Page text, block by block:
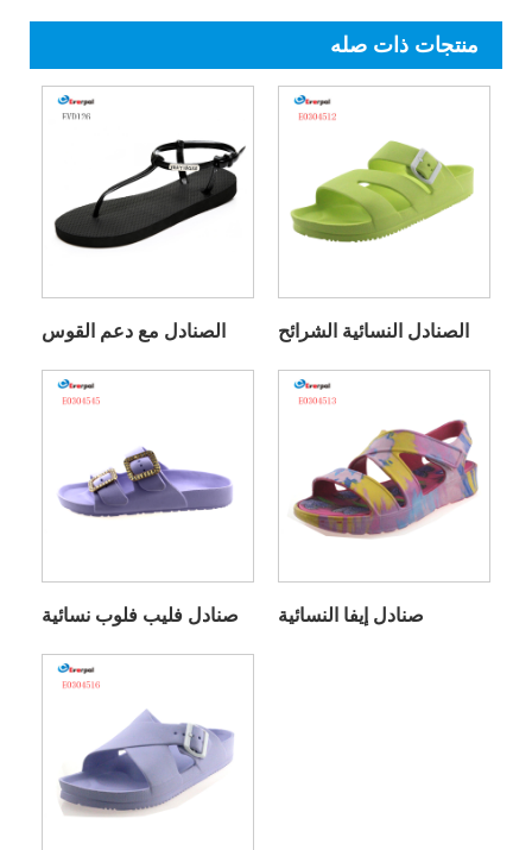
منتجات ذات صله
الصنادل مع دعم القوس الصنادل النسائية الشرائح
صنادل فليب فلوب نسائية صنادل إيفا النسائية